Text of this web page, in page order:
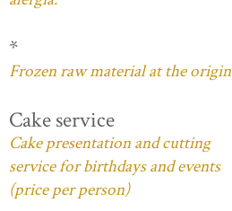
*
Frozen raw material at the origin
Cake service
Cake presentation and cutting
service for birthdays and events
(price per person)